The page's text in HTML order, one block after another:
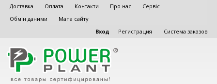
Доставка Оплата Контакти Про нас
Сервіс
Обмін даними
Мапа сайту
Вход
Регистрация Система заказов